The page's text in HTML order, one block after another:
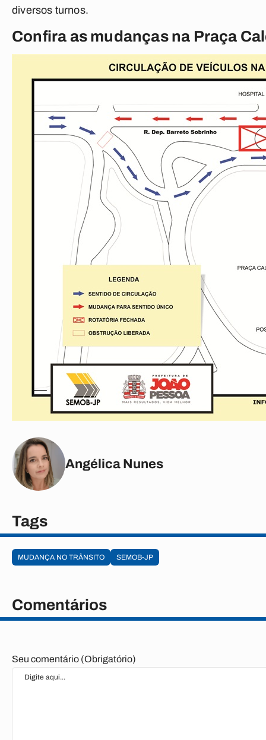
diversos turnos.
Confira as mudanças na Praça
Angélica Nunes
Tags
MUDANÇA NO TRÂNSITO SEMOB-JP
Comentários
Seu comentário (Obrigatório)